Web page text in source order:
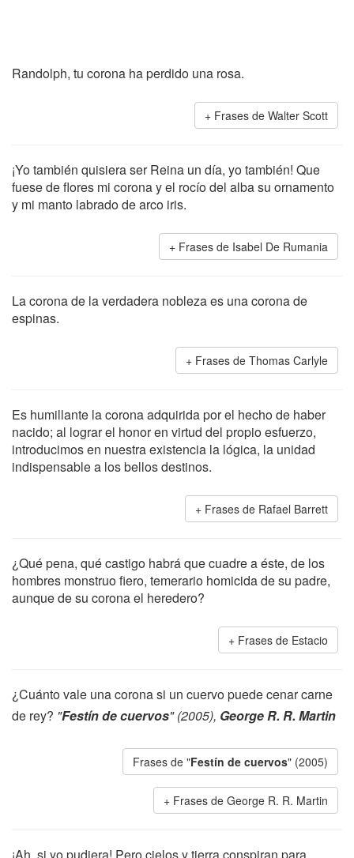
Randolph, tu corona ha perdido una rosa.
Frases de Walter Scott
¡Yo también quisiera ser Reina un día, yo también! Que
fuese de flores mi corona y el rocío del alba su ornamento
y mi manto labrado de arco iris.
Frases de Isabel De Rumania
La corona de la verdadera nobleza es una corona de
espinas.
Frases de Thomas Carlyle
Es humillante la corona adquirida por el hecho de haber
nacido; al lograr el honor en virtud del propio esfuerzo,
introducimos en nuestra existencia la lógica, la unidad
indispensable a los bellos destinos.
Frases de Rafael Barrett
¿Qué pena, qué castigo habrá que cuadre a éste, de los
hombres monstruo fiero, temerario homicida de su padre,
aunque de su corona el heredero?
Frases de Estacio
¿Cuánto vale una corona si un cuervo puede cenar carne
de rey? "Festín de cuervos" (2005), George R. R. Martin
Frases de "Festín de cuervos" (2005)
Frases de George R. R. Martin